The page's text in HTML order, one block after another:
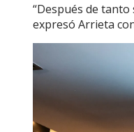
“Después de
expresó Arrieta